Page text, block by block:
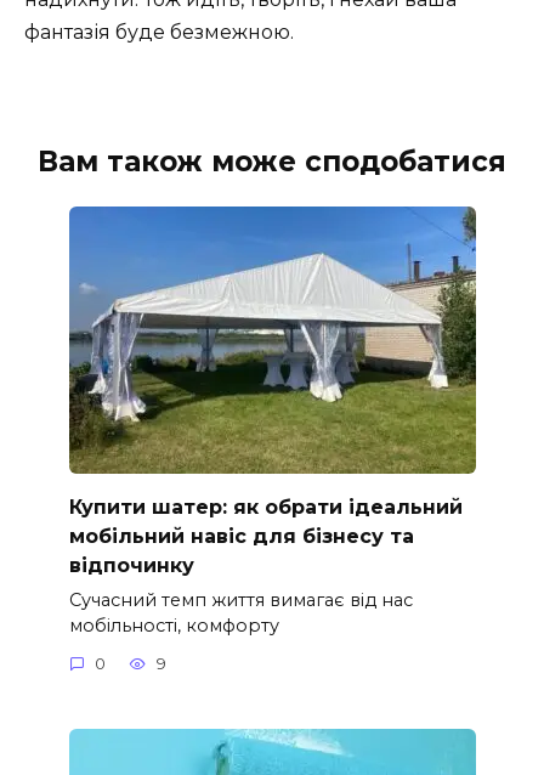
фантазія буде безмежною.
Вам також може сподобатися
Купити шатер: як обрати ідеальний
мобільний навіс для бізнесу та
відпочинку
Сучасний темп життя вимагає від нас
мобільності, комфорту
0 9